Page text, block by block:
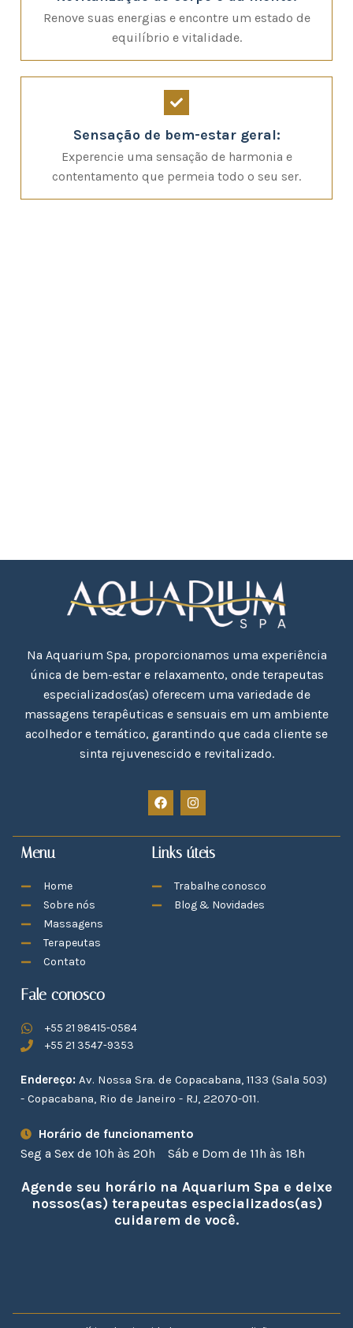
Renove suas energias e encontre um estado de
equilíbrio e vitalidade.
Sensação de bem-estar geral:
Experencie uma sensação de harmonia e
contentamento que permeia todo o seu ser.
Na Aquarium Spa, proporcionamos uma experiência
única de bem-estar e relaxamento, onde terapeutas
especializados(as) oferecem uma variedade de
massagens terapêuticas e sensuais em um ambiente
acolhedor e temático, garantindo que cada cliente se
sinta rejuvenescido e revitalizado.
Menu
Home
Sobre nós
Massagens
Terapeutas
Contato
Links úteis
Trabalhe conosco
Blog & Novidades
Fale conosco
+55 21 98415-0584
+55 21 3547-9353
Endereço: Av. Nossa Sra. de Copacabana, 1133 (Sala 503)
- Copacabana, Rio de Janeiro - RJ, 22070-011.
Horário de funcionamento
Seg a Sex de 10h às 20h
Sáb e Dom de 11h às 18h
Agende seu horário na Aquarium Spa e deixe
nossos(as) terapeutas especializados(as)
cuidarem de você.